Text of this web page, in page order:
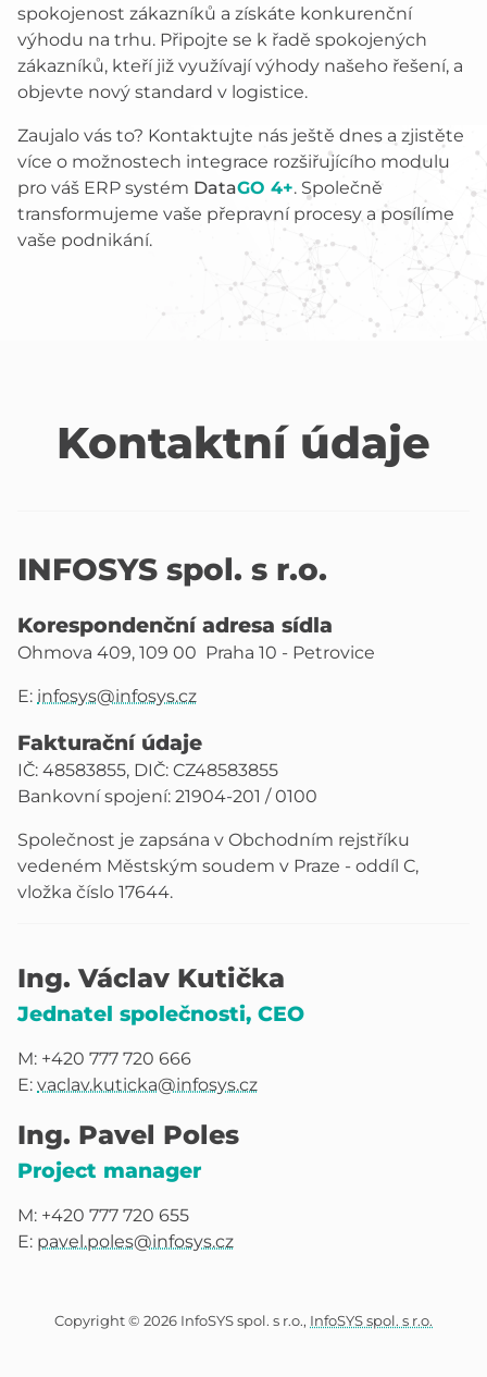
spokojenost zákazníků a získáte konkurenční
výhodu na trhu. Připojte se k řadě spokojených
zákazníků, kteří již využívají výhody našeho řešení, a
objevte nový standard v logistice.
Zaujalo vás to? Kontaktujte nás ještě dnes a zjistěte
více o možnostech integrace rozšiřujícího modulu
pro váš ERP systém DataGO 4+. Společně
transformujeme vaše přepravní procesy a posílíme
vaše podnikání.
Kontaktní údaje
INFOSYS spol. s r.o.
Korespondenční adresa sídla
Ohmova 409, 109 00 Praha 10 - Petrovice
E: infosys@infosys.cz
Fakturační údaje
IČ: 48583855, DIČ: CZ48583855
Bankovní spojení: 21904-201 / 0100
Společnost je zapsána v Obchodním rejstříku
vedeném Městským soudem v Praze - oddíl C,
vložka číslo 17644.
Ing. Václav Kutička
Jednatel společnosti, CEO
M: +420 777 720 666
E: vaclav.kuticka@infosys.cz
Ing. Pavel Poles
Project manager
M: +420 777 720 655
E: pavel.poles@infosys.cz
Copyright © 2026 InfoSYS spol. s r.o., InfoSYS spol. s r.o.